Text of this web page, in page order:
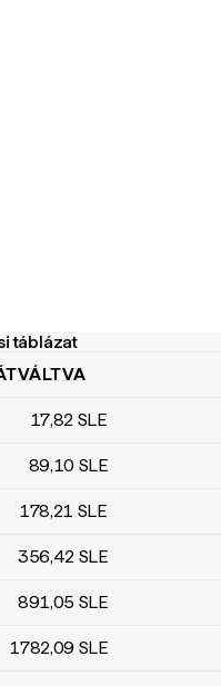
táblázat
17,82 SLE
89,10 SLE
178,21 SLE
356,42 SLE
891,05 SLE
1782,09 SLE